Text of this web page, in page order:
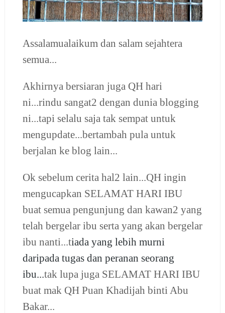
Assalamualaikum dan salam sejahtera
semua...
Akhirnya bersiaran juga QH hari
ni...rindu sangat2 dengan dunia blogging
ni...tapi selalu saja tak sempat untuk
mengupdate...bertambah pula untuk
berjalan ke blog lain...
Ok sebelum cerita hal2 lain...QH ingin
mengucapkan SELAMAT HARI IBU
buat semua pengunjung dan kawan2 yang
telah bergelar ibu serta yang akan bergelar
ibu nanti...tiada yang lebih murni
daripada tugas dan peranan seorang
ibu...tak lupa juga SELAMAT HARI IBU
buat mak QH Puan Khadijah binti Abu
Bakar...